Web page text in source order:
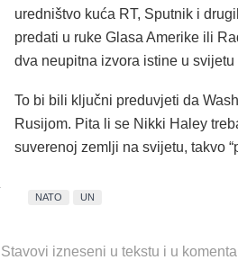
uredništvo kuća RT, Sputnik i
predati u ruke Glasa Amerike ili
dva neupitna izvora istine u svijetu
To bi bili ključni preduvjeti da
Rusijom. Pita li se Nikki Haley
suverenoj zemlji na svijetu, takvo
NATO UN
Stavovi izneseni u tekstu i u